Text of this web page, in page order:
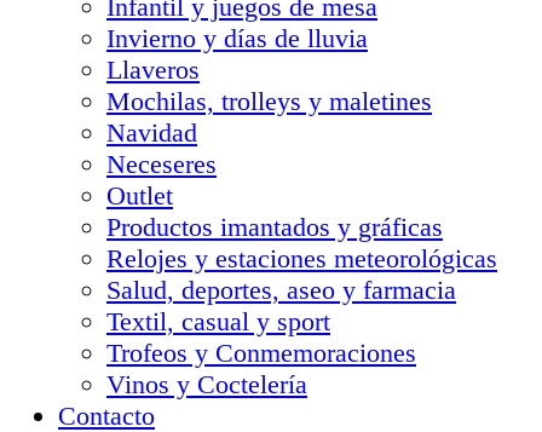
Infantil y juegos de mesa
Invierno y días de lluvia
Llaveros
Mochilas, trolleys y maletines
Navidad
Neceseres
Outlet
Productos imantados y gráficas
Relojes y estaciones meteorológicas
Salud, deportes, aseo y farmacia
Textil, casual y sport
Trofeos y Conmemoraciones
Vinos y Coctelería
Contacto